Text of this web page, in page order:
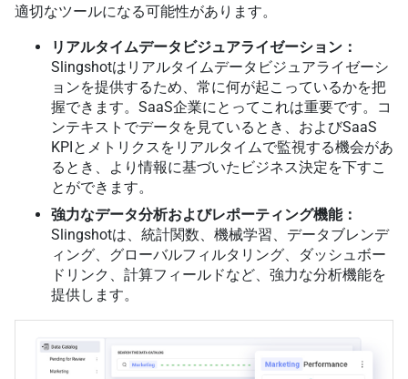
適切なツールになる可能性があります。
リアルタイムデータビジュアライゼーション：
Slingshotはリアルタイムデータビジュアライゼーシ
ョンを提供するため、常に何が起こっているかを把
握できます。SaaS企業にとってこれは重要です。コ
ンテキストでデータを見ているとき、およびSaaS
KPIとメトリクスをリアルタイムで監視する機会があ
るとき、より情報に基づいたビジネス決定を下すこ
とができます。
強力なデータ分析およびレポーティング機能：
Slingshotは、統計関数、機械学習、データブレンデ
ィング、グローバルフィルタリング、ダッシュボー
ドリンク、計算フィールドなど、強力な分析機能を
提供します。